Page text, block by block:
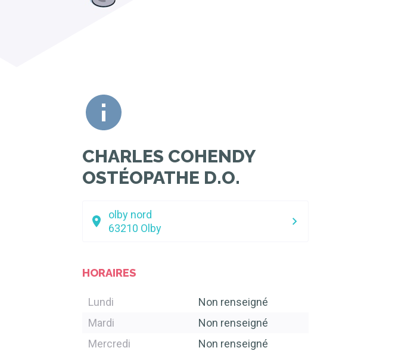
CHARLES COHENDY
OSTÉOPATHE D.O.
olby nord
63210 Olby
HORAIRES
Lundi
Non renseigné
Mardi
Non renseigné
Mercredi
Non renseigné